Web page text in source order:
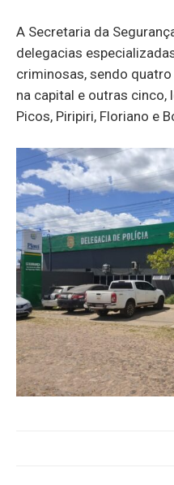
A Secretaria da
delegacias
criminosas, sendo
na capital e outras cinco,
Picos, Piripiri, Floriano e